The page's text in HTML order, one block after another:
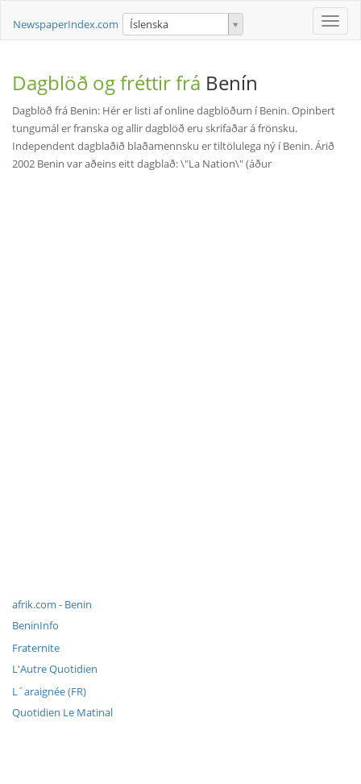
Toggle
NewspaperIndex.com Íslenska
Dagblöð og fréttir frá Benín
Dagblöð frá Benin: Hér er listi af online dagblöðum í Benin. Opinbert
tungumál er franska og allir dagblöð eru skrifaðar á frönsku.
Independent dagblaðið blaðamennsku er tiltölulega ný í Benin. Árið
2002 Benin var aðeins eitt dagblað: \"La Nation\" (áður
afrik.com - Benin
BeninInfo
Fraternite
L'Autre Quotidien
L´araignée (FR)
Quotidien Le Matinal